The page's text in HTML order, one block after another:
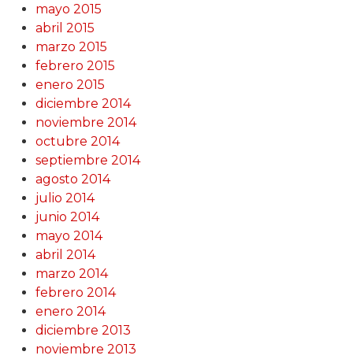
mayo 2015
abril 2015
marzo 2015
febrero 2015
enero 2015
diciembre 2014
noviembre 2014
octubre 2014
septiembre 2014
agosto 2014
julio 2014
junio 2014
mayo 2014
abril 2014
marzo 2014
febrero 2014
enero 2014
diciembre 2013
noviembre 2013